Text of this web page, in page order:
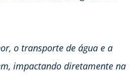
o transporte de água e a
impactando diretamente na